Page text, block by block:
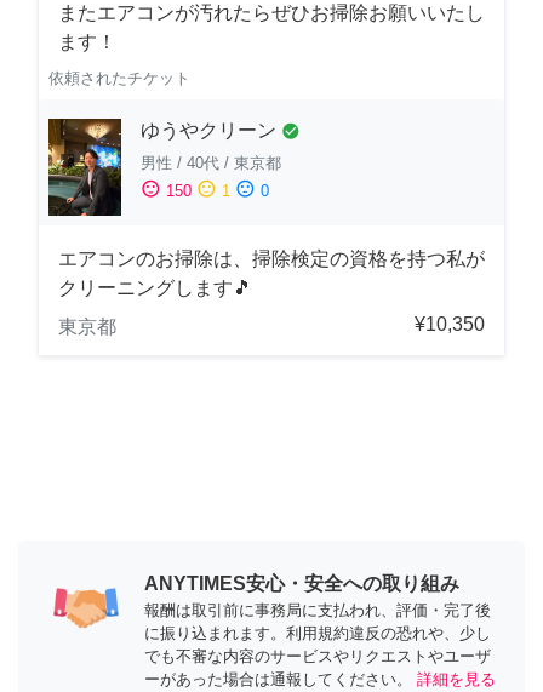
またエアコンが汚れたらぜひお掃除お願いいたし
ます！
依頼されたチケット
ゆうやクリーン check_circle
男性 / 40代 / 東京都
sentiment_satisfied 150 sentiment_neutral 1 sentiment_dissatisfied 0
エアコンのお掃除は、掃除検定の資格を持つ私が
クリーニングします🎵
東京都
¥10,350
ANYTIMES安心・安全への取り組み
報酬は取引前に事務局に支払われ、評価・完了後
に振り込まれます。利用規約違反の恐れや、少し
でも不審な内容のサービスやリクエストやユーザ
ーがあった場合は通報してください。
詳細を見る